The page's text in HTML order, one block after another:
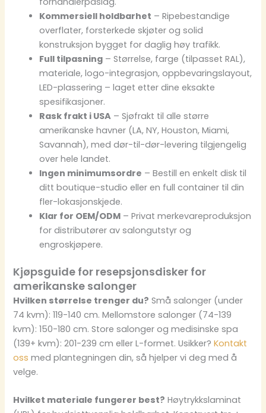
Kommersiell holdbarhet – Ripebestandige
overflater, forsterkede skjøter og solid
konstruksjon bygget for daglig høy trafikk.
Full tilpasning – Størrelse, farge (tilpasset RAL),
materiale, logo-integrasjon, oppbevaringslayout,
LED-plassering – laget etter dine eksakte
spesifikasjoner.
Rask frakt i USA – Sjøfrakt til alle større
amerikanske havner (LA, NY, Houston, Miami,
Savannah), med dør-til-dør-levering tilgjengelig
over hele landet.
Ingen minimumsordre – Bestill en enkelt disk til
ditt boutique-studio eller en full container til din
fler-lokasjonskjede.
Klar for OEM/ODM – Privat merkevareproduksjon
for distributører av salongutstyr og
engroskjøpere.
Kjøpsguide for resepsjonsdisker for
amerikanske salonger
Hvilken størrelse trenger du? Små salonger (under
74 kvm): 119-140 cm. Mellomstore salonger (74-139
kvm): 150-180 cm. Store salonger og medisinske spa
(139+ kvm): 201-239 cm eller L-formet. Usikker?Kontakt
oss med plantegningen din, så hjelper vi deg med å
velge.
Hvilket materiale fungerer best? Høytrykkslaminat